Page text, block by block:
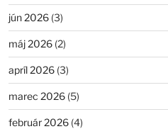
jún 2026(3)
máj 2026(2)
apríl 2026(3)
marec 2026(5)
február 2026(4)